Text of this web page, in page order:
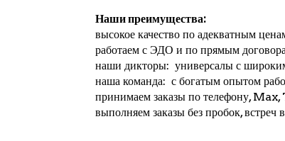
Наши преимущества:
высокое качество по адекватным
работаем с ЭДО и по прямым
наши дикторы: универсалы с
наша команда: с богатым опытом
принимаем заказы по телефону, Max,
выполняем заказы без пробок,